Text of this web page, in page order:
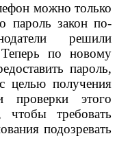
можно только
пароль закон по-
решили
Теперь по новому
пароль,
целью получения
проверки этого
чтобы требовать
подозревать